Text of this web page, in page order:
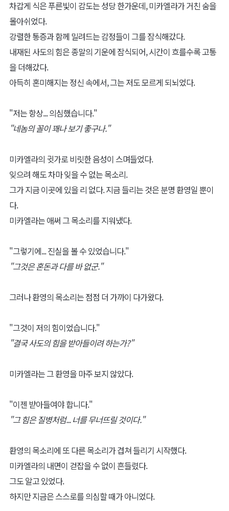
차갑게 식은 푸른빛이 감도는 성당 한가운데, 미카엘라가 거친 숨을
몰아쉬었다.
강렬한 통증과 함께 밀려드는 감정들이 그를 잠식해갔다.
내재된 사도의 힘은 종말의 기운에 잠식되어, 시간이 흐를수록 고통
을 더해갔다.
아득히 혼미해지는 정신 속에서, 그는 저도 모르게 되뇌었다.
"저는 항상... 의심했습니다."
"네놈의 꼴이 꽤나 보기 좋구나."
미카엘라의 귓가로 비릿한 음성이 스며들었다.
잊으려 해도 차마 잊을 수 없는 목소리.
그가 지금 이곳에 있을 리 없다. 지금 들리는 것은 분명 환영일 뿐이
다.
미카엘라는 애써 그 목소리를 지워냈다.
"그렇기에... 진실을 볼 수 있었습니다."
"그것은 혼돈과 다를 바 없군."
그러나 환영의 목소리는 점점 더 가까이 다가왔다.
"그것이 저의 힘이었습니다."
"결국 사도의 힘을 받아들이려 하는가?"
미카엘라는 그 환영을 마주 보지 않았다.
"이젠 받아들여야 합니다."
"그 힘은 질병처럼... 너를 무너뜨릴 것이다."
환영의 목소리에 또 다른 목소리가 겹쳐 들리기 시작했다.
미카엘라의 내면이 걷잡을 수 없이 흔들렸다.
그도 알고 있었다.
하지만 지금은 스스로를 의심할 때가 아니었다.